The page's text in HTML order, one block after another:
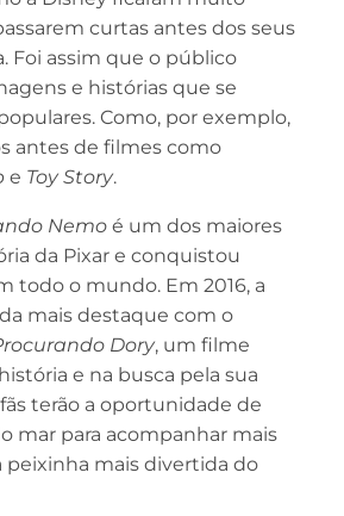
curtas antes dos seus
Foi assim que o público
e histórias que se
Como, por exemplo,
antes de filmes como
e Toy Story.
Nemo é um dos maiores
da Pixar e conquistou
todo o mundo. Em 2016, a
mais destaque com o
Dory, um filme
e na busca pela sua
terão a oportunidade de
mar para acompanhar mais
peixinha mais divertida do